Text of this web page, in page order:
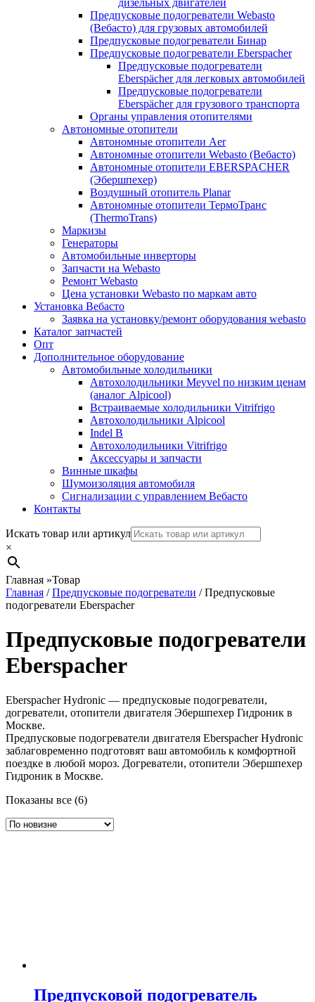
дизельных двигателей
Предпусковые подогреватели Webasto
(Вебасто) для грузовых автомобилей
Предпусковые подогреватели Бинар
Предпусковые подогреватели Eberspacher
Предпусковые подогреватели
Eberspächer для легковых автомобилей
Предпусковые подогреватели
Eberspächer для грузового транспорта
Органы управления отопителями
Автономные отопители
Автономные отопители Аer
Автономные отопители Webasto (Вебасто)
Автономные отопители EBERSPACHER
(Эбершпехер)
Воздушный отопитель Planar
Автономные отопители ТермоТранс
(ThermoTrans)
Маркизы
Генераторы
Автомобильные инверторы
Запчасти на Webasto
Ремонт Webasto
Цена установки Webasto по маркам авто
Установка Вебасто
Заявка на установку/ремонт оборудования webasto
Каталог запчастей
Опт
Дополнительное оборудование
Автомобильные холодильники
Автохолодильники Meyvel по низким ценам
(аналог Alpicool)
Встраиваемые холодильники Vitrifrigo
Автохолодильники Alpicool
Indel B
Автохолодильники Vitrifrigo
Аксессуары и запчасти
Винные шкафы
Шумоизоляция автомобиля
Сигнализации с управлением Вебасто
Контакты
Search
Искать товар или артикул
×
Главная »Товар
Главная /Предпусковые подогреватели / Предпусковые
подогреватели Eberspacher
Предпусковые подогреватели
Eberspacher
Eberspacher Hydronic — предпусковые подогреватели,
догреватели, отопители двигателя Эбершпехер Гидроник в
Москве.
Предпусковые подогреватели двигателя Eberspacher Hydronic
заблаговременно подготовят ваш автомобиль к комфортной
поездке в любой мороз. Догреватели, отопители Эбершпехер
Гидроник в Москве.
Показаны все (6)Сортировка:
недавние
Предпусковой подогреватель